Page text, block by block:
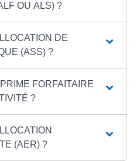
OU ALS) ?
DE
(ASS) ?
FORFAITAIRE
?
(AER) ?